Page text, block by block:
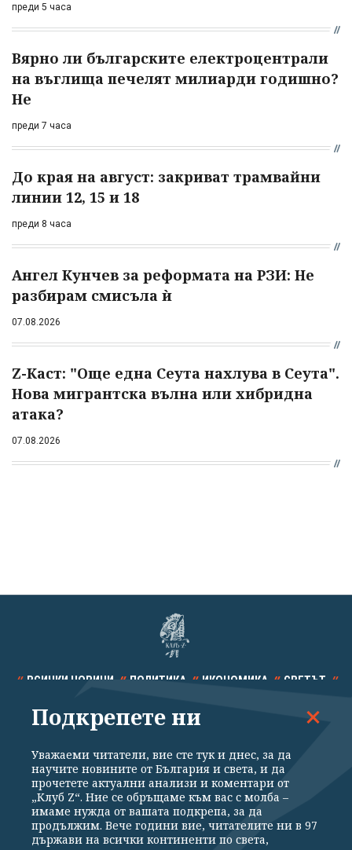
преди 5 часа
Вярно ли българските електроцентрали
на въглища печелят милиарди годишно?
Не
преди 7 часа
До края на август: закриват трамвайни
линии 12, 15 и 18
преди 8 часа
Ангел Кунчев за реформата на РЗИ: Не
разбирам смисъла ѝ
07.08.2026
Z-Каст: "Още една Сеута нахлува в Сеута".
Нова мигрантска вълна или хибридна
атака?
07.08.2026
ВСИЧКИ НОВИНИ ПОЛИТИКА ИКОНОМИКА СВЕТЪТ
СПОРТ КУЛТУРА ТЕХНОЛОГИИ КАЛЕЙДОСКОП
Общи условия
Политика за поверителност
Подкрепете ни
Уважаеми читатели, вие сте тук и днес, за да
научите новините от България и света, и да
прочетете актуални анализи и коментари от
„Клуб Z“. Ние се обръщаме към вас с молба –
имаме нужда от вашата подкрепа, за да
продължим. Вече години вие, читателите ни в 97
държави на всички континенти по света,